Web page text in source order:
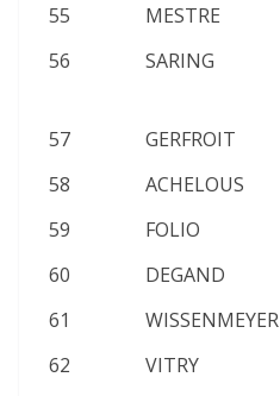
55
MESTRE
56
SARING
57 GERFROIT
58
ACHELOUS
59
FOLIO
60
DEGAND
61
WISSENMEYER
62
VITRY